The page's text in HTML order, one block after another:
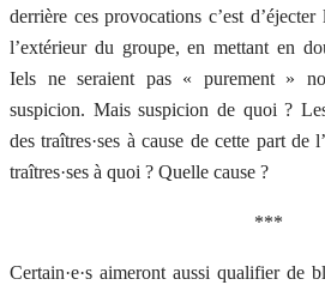
derrière ces provocations c’est d’éjecter
l’extérieur du groupe, en mettant en
Iels ne seraient pas « purement »
suspicion. Mais suspicion de quoi ? Les
des traîtres·ses à cause de cette part
traîtres·ses à quoi ? Quelle cause ?
***
Certain·e·s aimeront aussi qualifier de